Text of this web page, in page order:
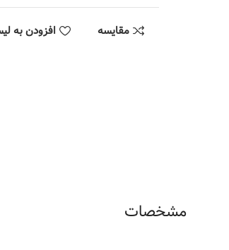
مقایسه افزودن به
مشخصات